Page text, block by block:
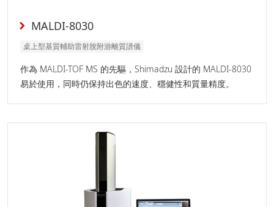
MALDI-8030
桌上型基質輔助雷射脫附游離質譜儀
作為 MALDI-TOF MS 的先驅，Shimadzu 設計的 MALDI-8030
易於使用，同時仍保持出色的速度、穩健性和質量精度。